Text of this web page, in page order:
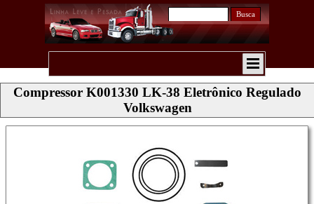
Busca
Compressor K001330 LK-38 Eletrônico Regulado
Volkswagen